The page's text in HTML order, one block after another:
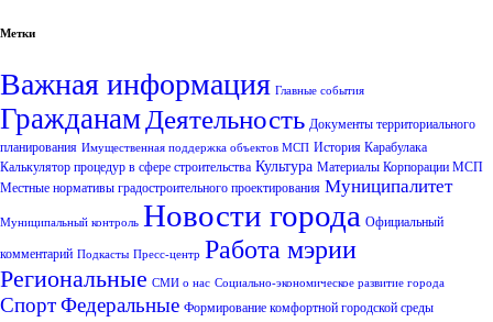
Метки
Важная информация Главные события
Гражданам Деятельность Документы территориального
планирования Имущественная поддержка объектов МСП История Карабулака
Калькулятор процедур в сфере строительства Культура Материалы Корпорации МСП
Местные нормативы градостроительного проектирования Муниципалитет
Муниципальный контроль Новости города Официальный
комментарий Подкасты Пресс-центр Работа мэрии
Региональные СМИ о нас Социально-экономическое развитие города
СпортФедеральные Формирование комфортной городской среды